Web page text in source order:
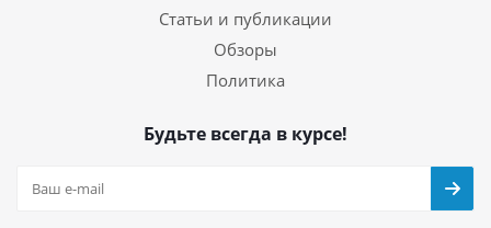
Статьи и публикации
Обзоры
Политика
Будьте всегда в курсе!